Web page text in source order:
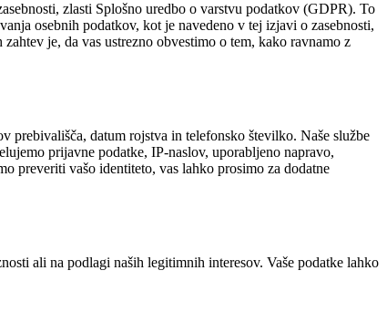
zlasti Splošno uredbo o varstvu podatkov (GDPR). To
osebnih podatkov, kot je navedeno v tej izjavi o zasebnosti,
je, da vas ustrezno obvestimo o tem, kako ravnamo z
prebivališča, datum rojstva in telefonsko številko. Naše službe
prijavne podatke, IP-naslov, uporabljeno napravo,
preveriti vašo identiteto, vas lahko prosimo za dodatne
ali na podlagi naših legitimnih interesov. Vaše podatke lahko